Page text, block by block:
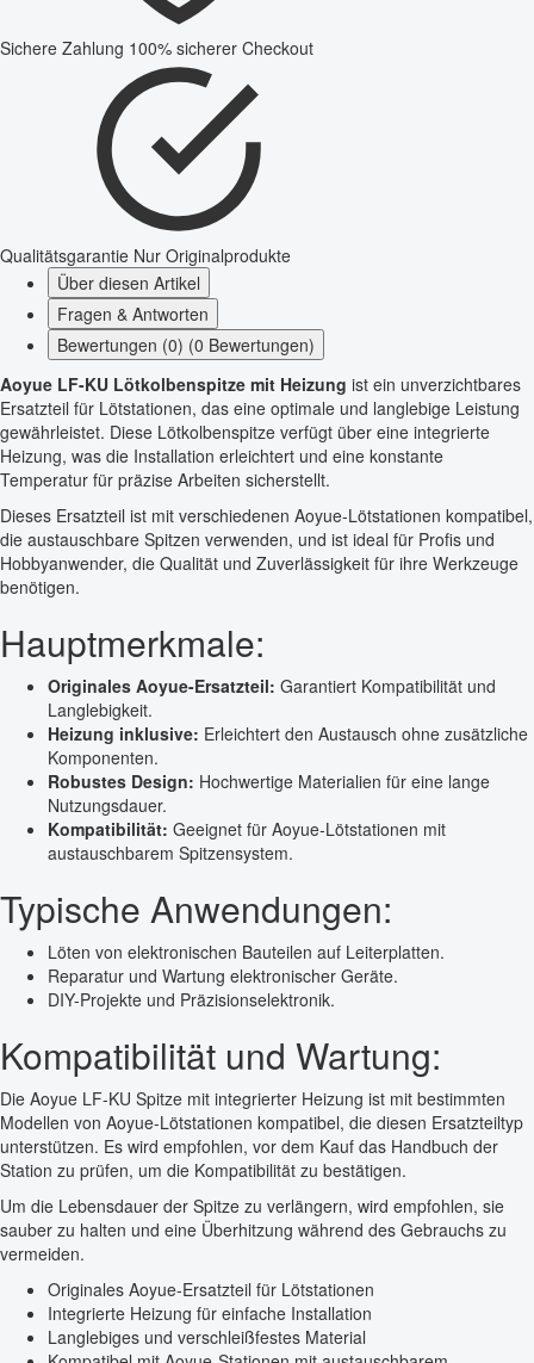
Sichere Zahlung 100% sicherer Checkout
Qualitätsgarantie Nur Originalprodukte
Über diesen Artikel
Fragen & Antworten
Bewertungen (0) (0 Bewertungen)
Aoyue LF-KU Lötkolbenspitze mit Heizung ist ein unverzichtbares
Ersatzteil für Lötstationen, das eine optimale und langlebige Leistung
gewährleistet. Diese Lötkolbenspitze verfügt über eine integrierte
Heizung, was die Installation erleichtert und eine konstante
Temperatur für präzise Arbeiten sicherstellt.
Dieses Ersatzteil ist mit verschiedenen Aoyue-Lötstationen kompatibel,
die austauschbare Spitzen verwenden, und ist ideal für Profis und
Hobbyanwender, die Qualität und Zuverlässigkeit für ihre Werkzeuge
benötigen.
Hauptmerkmale:
Originales Aoyue-Ersatzteil: Garantiert Kompatibilität und
Langlebigkeit.
Heizung inklusive: Erleichtert den Austausch ohne zusätzliche
Komponenten.
Robustes Design: Hochwertige Materialien für eine lange
Nutzungsdauer.
Kompatibilität: Geeignet für Aoyue-Lötstationen mit
austauschbarem Spitzensystem.
Typische Anwendungen:
Löten von elektronischen Bauteilen auf Leiterplatten.
Reparatur und Wartung elektronischer Geräte.
DIY-Projekte und Präzisionselektronik.
Kompatibilität und Wartung:
Die Aoyue LF-KU Spitze mit integrierter Heizung ist mit bestimmten
Modellen von Aoyue-Lötstationen kompatibel, die diesen Ersatzteiltyp
unterstützen. Es wird empfohlen, vor dem Kauf das Handbuch der
Station zu prüfen, um die Kompatibilität zu bestätigen.
Um die Lebensdauer der Spitze zu verlängern, wird empfohlen, sie
sauber zu halten und eine Überhitzung während des Gebrauchs zu
vermeiden.
Originales Aoyue-Ersatzteil für Lötstationen
Integrierte Heizung für einfache Installation
Langlebiges und verschleißfestes Material